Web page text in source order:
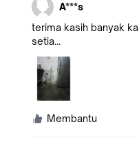
A***s
terima kasih banyak
setia...
Membantu